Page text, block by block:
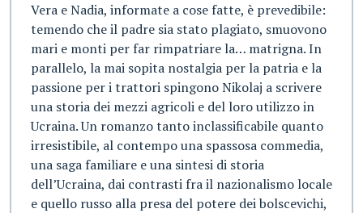
Vera e Nadia, informate a cose fatte, è prevedibile:
temendo che il padre sia stato plagiato, smuovono
mari e monti per far rimpatriare la… matrigna. In
parallelo, la mai sopita nostalgia per la patria e la
passione per i trattori spingono Nikolaj a scrivere
una storia dei mezzi agricoli e del loro utilizzo in
Ucraina. Un romanzo tanto inclassificabile quanto
irresistibile, al contempo una spassosa commedia,
una saga familiare e una sintesi di storia
dell’Ucraina, dai contrasti fra il nazionalismo locale
e quello russo alla presa del potere dei bolscevichi,